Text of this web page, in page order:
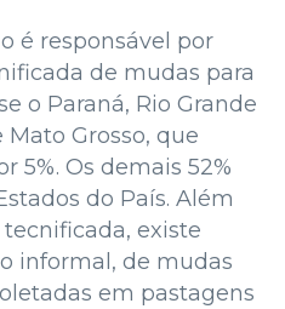
é responsável por
de mudas para
o Paraná, Rio Grande
Mato Grosso, que
5%. Os demais 52%
do País. Além
existe
informal, de mudas
em pastagens